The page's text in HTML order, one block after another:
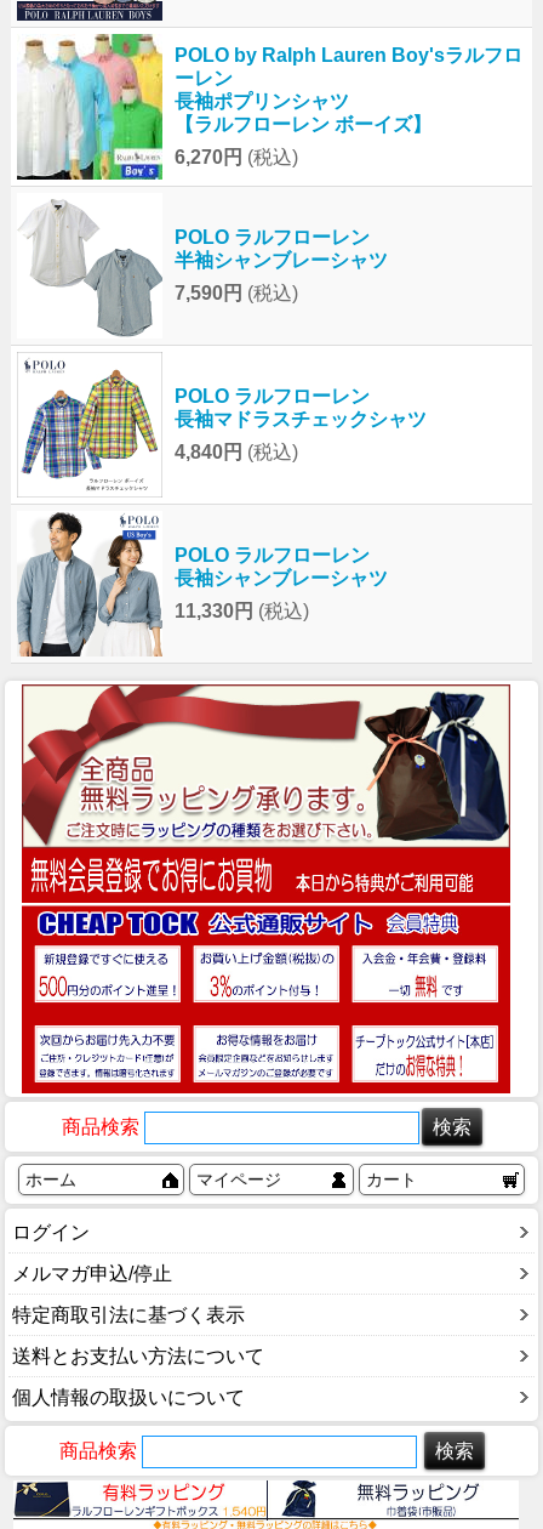
POLO by Ralph Lauren Boy'sラルフロ
ーレン
長袖ポプリンシャツ
【ラルフローレン ボーイズ】
6,270円 (税込)
POLO ラルフローレン
半袖シャンブレーシャツ
7,590円 (税込)
POLO ラルフローレン
長袖マドラスチェックシャツ
4,840円 (税込)
POLO ラルフローレン
長袖シャンブレーシャツ
11,330円 (税込)
商品検索
ホーム マイページ カート
ログイン
メルマガ申込/停止
特定商取引法に基づく表示
送料とお支払い方法について
個人情報の取扱いについて
商品検索